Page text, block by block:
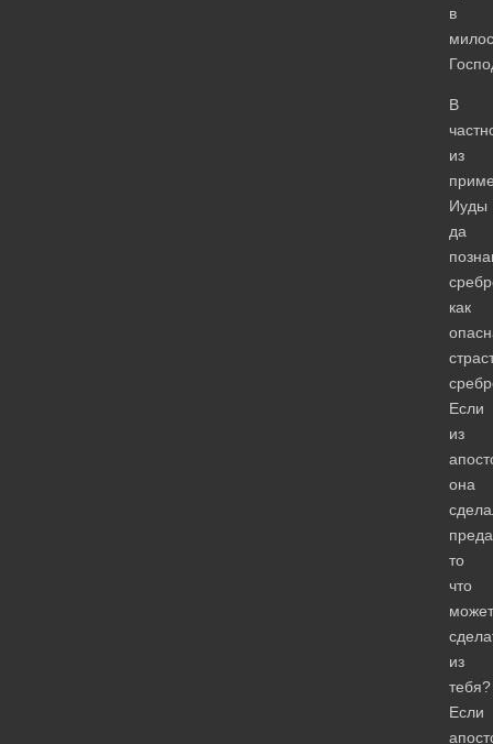
в
В
из
Иуды
да
как
Если
из
она
то
что
может
из
тебя?
Если